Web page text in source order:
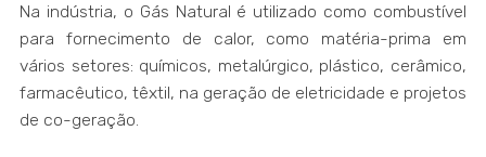
Na indústria, o Gás Natural é utilizado como combustível
para fornecimento de calor, como matéria-prima em
vários setores: químicos, metalúrgico, plástico, cerâmico,
farmacêutico, têxtil, na geração de eletricidade e projetos
de co-geração.